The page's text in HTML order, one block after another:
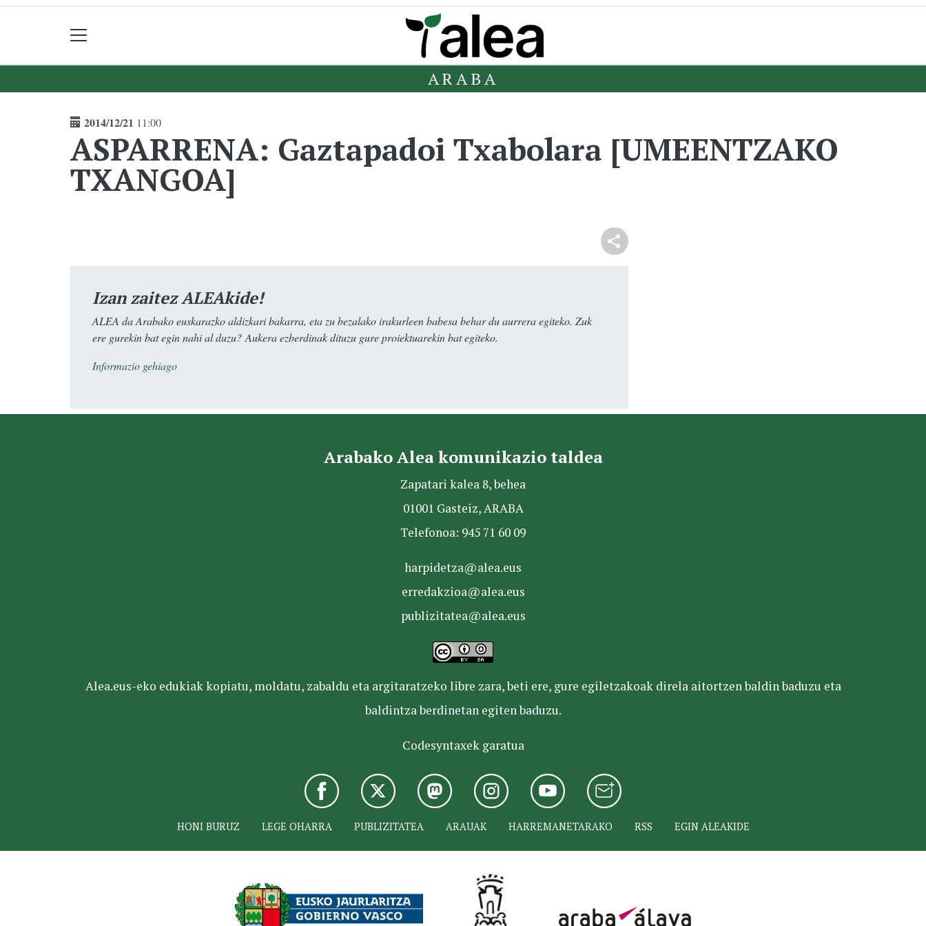
ARABA
2014/12/21 11:00
ASPARRENA: Gaztapadoi Txabolara [UMEENTZAKO
TXANGOA]
Izan zaitez ALEAkide!
ALEA da Arabako euskarazko aldizkari bakarra, eta zu bezalako irakurleen babesa behar du aurrera egiteko. Zuk
ere gurekin bat egin nahi al duzu? Aukera ezberdinak dituzu gure proiektuarekin bat egiteko.
Informazio gehiago
Arabako Alea komunikazio taldea
Zapatari kalea 8, behea
01001 Gasteiz, ARABA
Telefonoa: 945 71 60 09
harpidetza@alea.eus
erredakzioa@alea.eus
publizitatea@alea.eus
Alea.eus-eko edukiak kopiatu, moldatu, zabaldu eta argitaratzeko libre zara, beti ere, gure egiletzakoak direla aitortzen baldin baduzu eta
baldintza berdinetan egiten baduzu.
Codesyntaxek garatua
HONI BURUZ LEGE OHARRA PUBLIZITATEA ARAUAK HARREMANETARAKO RSS EGIN ALEAKIDE